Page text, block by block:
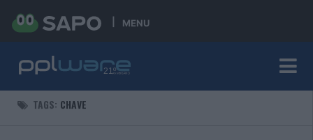
MENU
TAGS: CHAVE